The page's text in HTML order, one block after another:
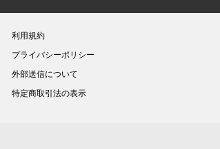
利用規約
プライバシーポリシー
外部送信について
特定商取引法の表示